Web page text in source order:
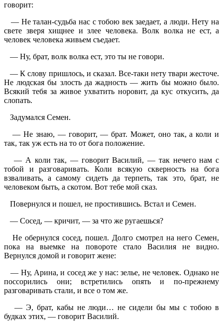
говорит:
— Не талан-судьба нас с тобою век заедает, а люди. Нету на
свете зверя хищнее и злее человека. Волк волка не ест, а
человек человека живьем съедает.
— Ну, брат, волк волка ест, это ты не говори.
— К слову пришлось, и сказал. Все-таки нету твари жесточе.
Не людская бы злость да жадность — жить бы можно было.
Всякий тебя за живое ухватить норовит, да кус откусить, да
слопать.
Задумался Семен.
— Не знаю, — говорит, — брат. Может, оно так, а коли и
так, так уж есть на то от бога положение.
— А коли так, — говорит Василий, — так нечего нам с
тобой и разговаривать. Коли всякую скверность на бога
взваливать, а самому сидеть да терпеть, так это, брат, не
человеком быть, а скотом. Вот тебе мой сказ.
Повернулся и пошел, не простившись. Встал и Семен.
— Сосед, — кричит, — за что же ругаешься?
Не обернулся сосед, пошел. Долго смотрел на него Семен,
пока на выемке на повороте стало Василия не видно.
Вернулся домой и говорит жене:
— Ну, Арина, и сосед же у нас: зелье, не человек. Однако не
поссорились они; встретились опять и по-прежнему
разговаривать стали, и все о том же.
— Э, брат, кабы не люди… не сидели бы мы с тобою в
будках этих, — говорит Василий.